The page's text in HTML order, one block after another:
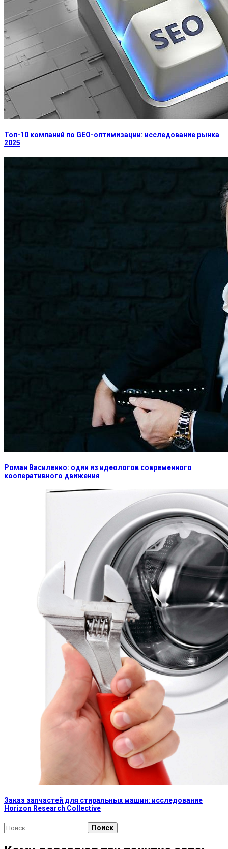
Топ-10 компаний по GEO-оптимизации: исследование рынка
2025
Роман Василенко: один из идеологов современного
кооперативного движения
Заказ запчастей для стиральных машин: исследование
Horizon Research Collective
Найти: